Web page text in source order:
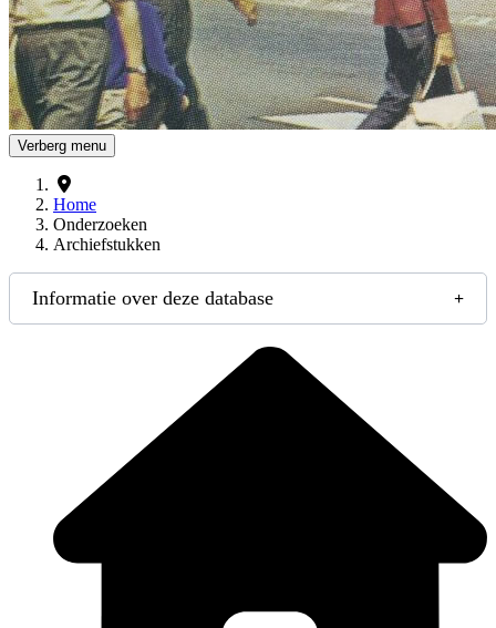
Verberg menu
Home
Onderzoeken
Archiefstukken
Informatie over deze database